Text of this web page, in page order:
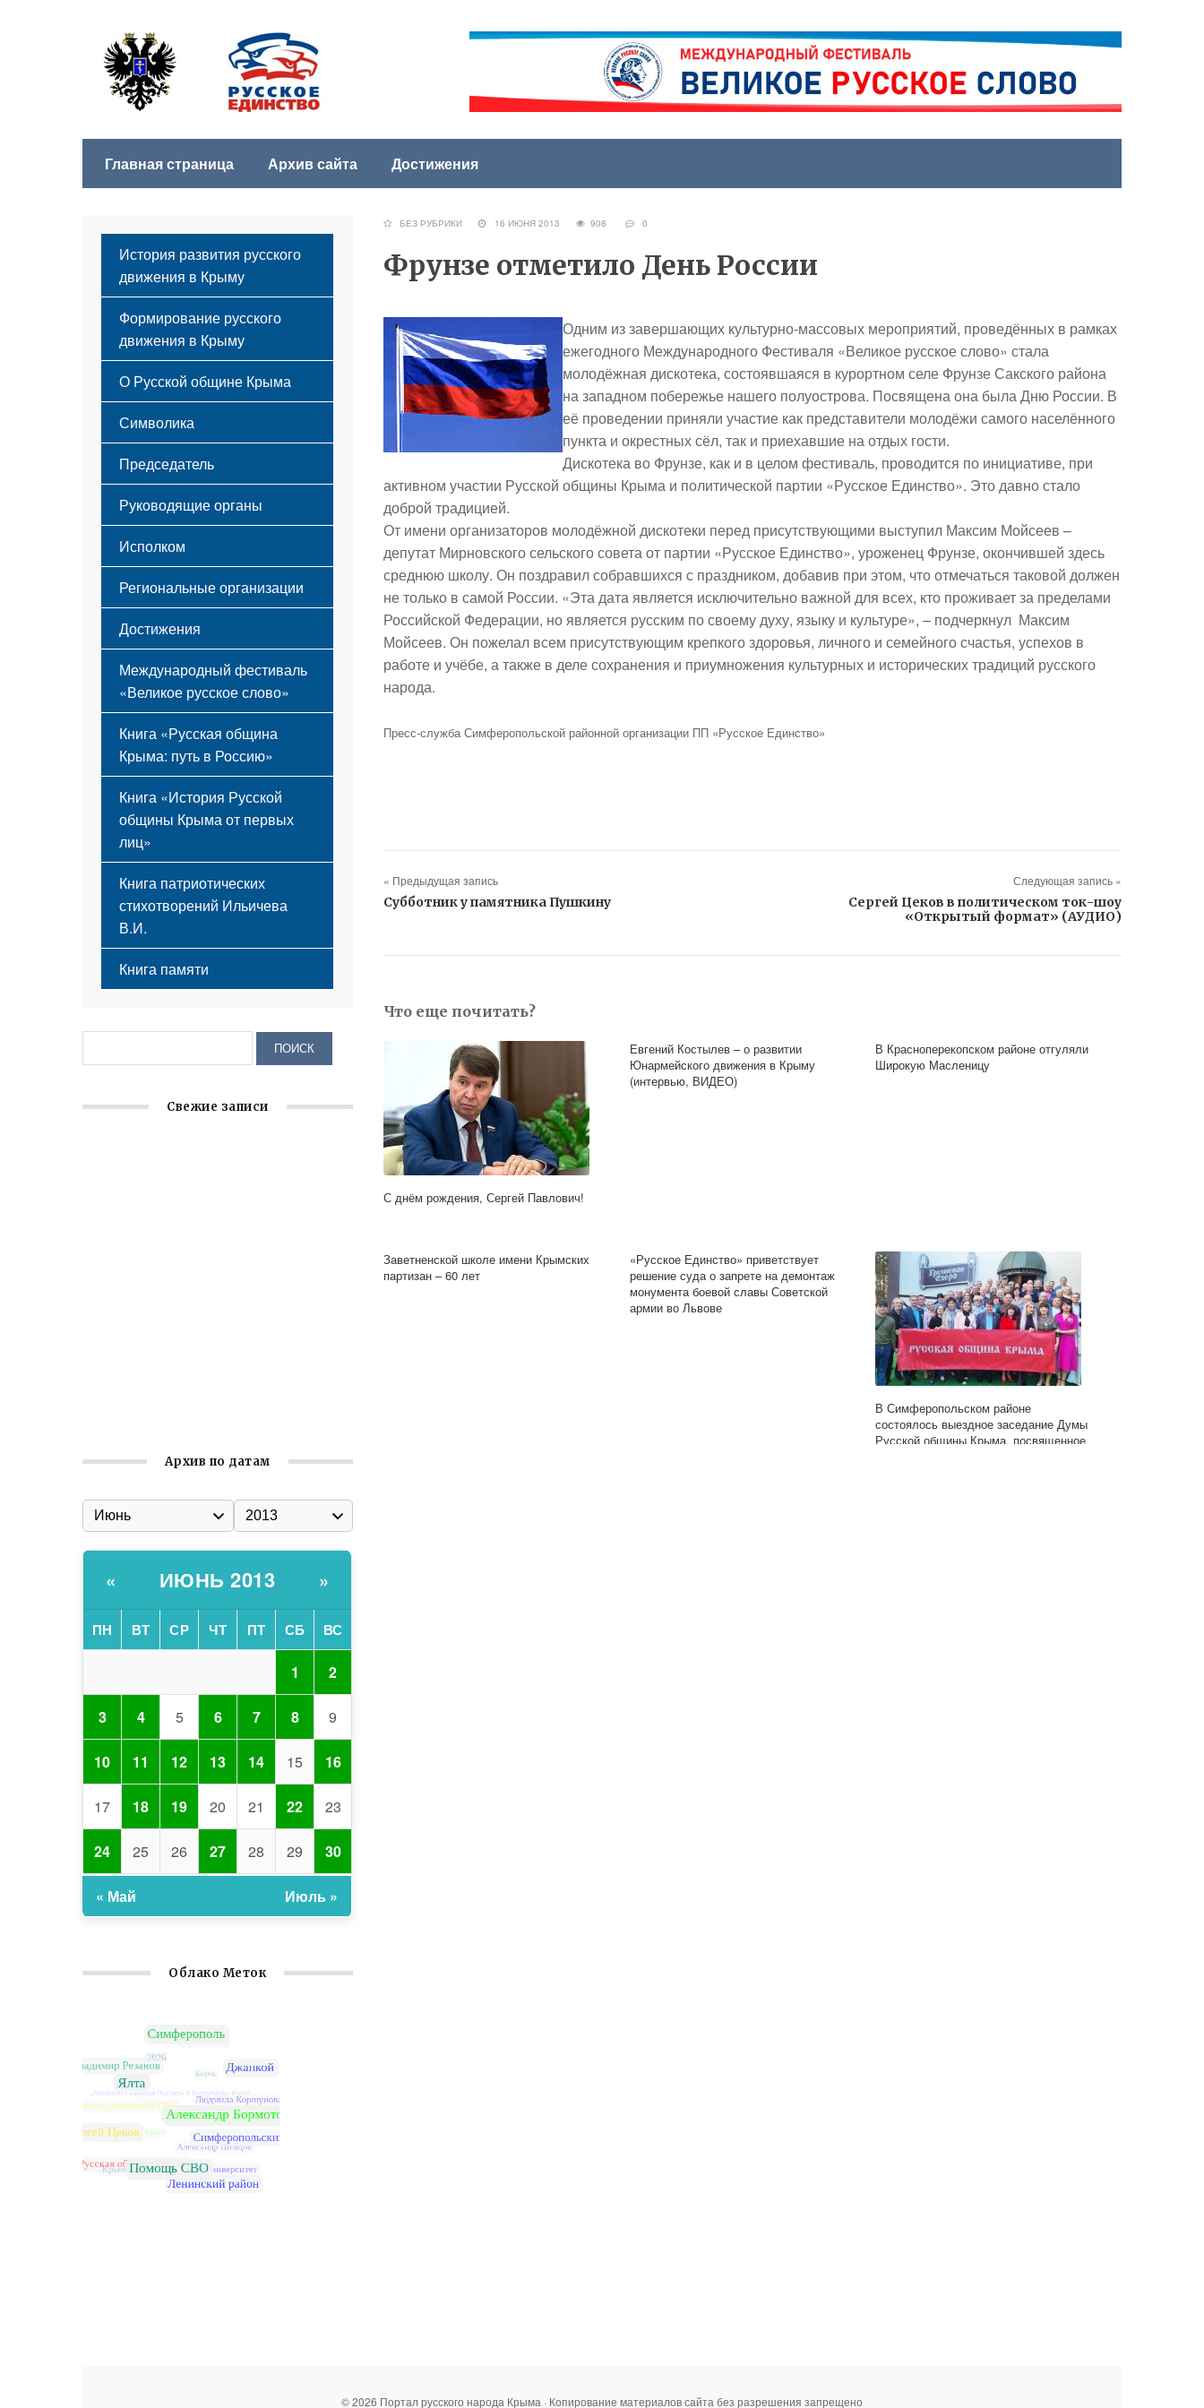
Главная страница Архив сайта Достижения
БЕЗ РУБРИКИ 16 ИЮНЯ 2013 908 0
Фрунзе отметило День России
Одним из завершающих культурно-массовых мероприятий, проведённых в рамках
ежегодного Международного Фестиваля «Великое русское слово» стала
молодёжная дискотека, состоявшаяся в курортном селе Фрунзе Сакского района
на западном побережье нашего полуострова. Посвящена она была Дню России. В
её проведении приняли участие как представители молодёжи самого населённого
пункта и окрестных сёл, так и приехавшие на отдых гости.
Дискотека во Фрунзе, как и в целом фестиваль, проводится по инициативе, при
активном участии Русской общины Крыма и политической партии «Русское Единство». Это давно стало
доброй традицией.
От имени организаторов молодёжной дискотеки перед присутствующими выступил Максим Мойсеев –
депутат Мирновского сельского совета от партии «Русское Единство», уроженец Фрунзе, окончившей здесь
среднюю школу. Он поздравил собравшихся с праздником, добавив при этом, что отмечаться таковой должен
не только в самой России. «Эта дата является исключительно важной для всех, кто проживает за пределами
Российской Федерации, но является русским по своему духу, языку и культуре», – подчеркнул Максим
Мойсеев. Он пожелал всем присутствующим крепкого здоровья, личного и семейного счастья, успехов в
работе и учёбе, а также в деле сохранения и приумножения культурных и исторических традиций русского
народа.
Пресс-служба Симферопольской районной организации ПП «Русское Единство»
« Предыдущая запись
Субботник у памятника Пушкину
Следующая запись »
Cергей Цеков в политическом ток-шоу
«Открытый формат» (АУДИО)
Что еще почитать?
С днём рождения, Сергей Павлович!
Евгений Костылев – о развитии
Юнармейского движения в Крыму
(интервью, ВИДЕО)
В Красноперекопском районе отгуляли
Широкую Масленицу
Заветненской школе имени Крымских
партизан – 60 лет
«Русское Единство» приветствует
решение суда о запрете на демонтаж
монумента боевой славы Советской
армии во Львове
В Симферопольском районе
состоялось выездное заседание Думы
Русской общины Крыма, посвященное
История развития русского
движения в Крыму
Формирование русского
движения в Крыму
Русский Крым
О Русской общине Крыма
Этапы становления
Принципы деятельности
Структура
Мероприятия
Символика
Флаг
Герб
Гимн
Председатель
Руководящие органы
Исполком
Региональные организации
Достижения
Международный фестиваль
«Великое русское слово»
Книга «Русская община
Крыма: путь в Россию»
Книга «История Русской
общины Крыма от первых
лиц»
Книга патриотических
стихотворений Ильичева
В.И.
Книга памяти
Свежие записи
Архив по датам
« ИЮНЬ 2013 »
ПН ВТ СР ЧТ ПТ СБ ВС
1 2
3 4 5 6 7 8 9
10 11 12 13 14 15 16
17 18 19 20 21 22 23
24 25 26 27 28 29 30
« Май Июль »
Облако Меток
© 2026 Портал русского народа Крыма · Копирование материалов сайта без разрешения запрещено